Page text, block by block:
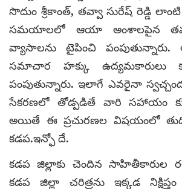
సొదుం శ్రీకాంత్, తవ్వా సురేష్ రెడ్డి
సమయాలలో ఆయా అంశాలపైన
వ్యాసాలను టైపించి
సమాచార హక్కు ఉద్యమకారులు
పంపుతున్నారు. ఇలాగే ఎవరైనా
సేకరణలో తోడ్పడితే వారి సహాయం
అయితే ఈ ప్రచురణల విషయంలో
కడప.ఇన్ఫో దే.
కడప జిల్లాకు చెందిన సాహితీకారుల
కడప జిల్లా చరిత్రను ఇక్కడ